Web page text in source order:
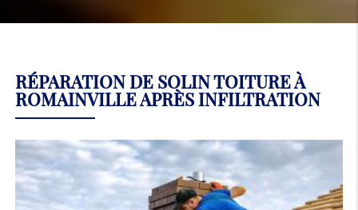
RÉPARATION DE SOLIN TOITURE À
ROMAINVILLE APRÈS INFILTRATION